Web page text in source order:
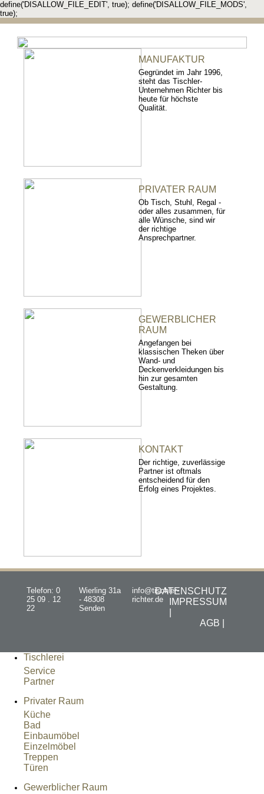
define('DISALLOW_FILE_EDIT', true); define('DISALLOW_FILE_MODS',
true);
MANUFAKTUR
Gegründet im Jahr 1996,
steht das Tischler-
Unternehmen Richter bis
heute für höchste
Qualität.
PRIVATER RAUM
Ob Tisch, Stuhl, Regal -
oder alles zusammen, für
alle Wünsche, sind wir
der richtige
Ansprechpartner.
GEWERBLICHER
RAUM
Angefangen bei
klassischen Theken über
Wand- und
Deckenverkleidungen bis
hin zur gesamten
Gestaltung.
KONTAKT
Der richtige, zuverlässige
Partner ist oftmals
entscheidend für den
Erfolg eines Projektes.
Telefon: 0
25 09 . 12
22
Wierling 31a
- 48308
Senden
info@tischler-
richter.de
DATENSCHUTZ
IMPRESSUM
AGB |
Tischlerei
Service
Partner
Privater Raum
Küche
Bad
Einbaumöbel
Einzelmöbel
Treppen
Türen
Gewerblicher Raum